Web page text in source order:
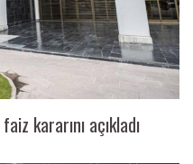
kararını açıkladı